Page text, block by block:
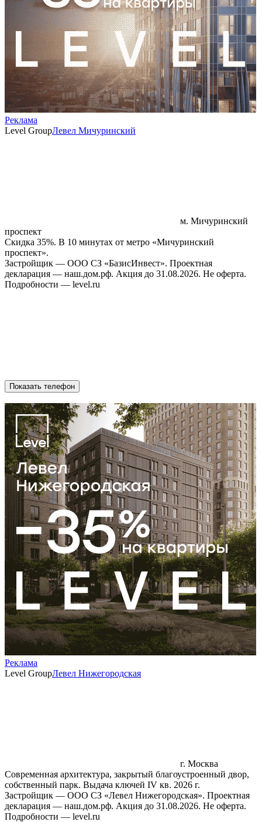
Реклама
Level GroupЛевел Мичуринский
м. Мичуринский
проспект
Скидка 35%. В 10 минутах от метро «Мичуринский
проспект».
Застройщик — ООО СЗ «БазисИнвест». Проектная
декларация — наш.дом.рф. Акция до 31.08.2026. Не оферта.
Подробности — level.ru
Показать телефон
Реклама
Level GroupЛевел Нижегородская
г. Москва
Современная архитектура, закрытый благоустроенный двор,
собственный парк. Выдача ключей IV кв. 2026 г.
Застройщик — ООО СЗ «Левел Нижегородская». Проектная
декларация — наш.дом.рф. Акция до 31.08.2026. Не оферта.
Подробности — level.ru